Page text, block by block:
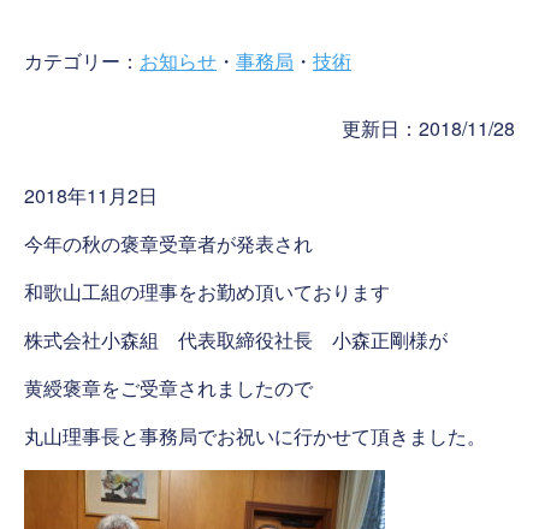
カテゴリー： お知らせ ・ 事務局 ・ 技術
更新日：2018/11/28
2018年11月2日
今年の秋の褒章受章者が発表され
和歌山工組の理事をお勤め頂いております
株式会社小森組 代表取締役社長 小森正剛様が
黄綬褒章をご受章されましたので
丸山理事長と事務局でお祝いに行かせて頂きました。